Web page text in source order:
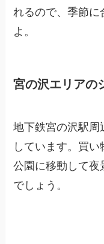
れるので、季節
よ。
宮の沢エリアの
地下鉄宮の沢駅
しています。買
公園に移動して
でしょう。